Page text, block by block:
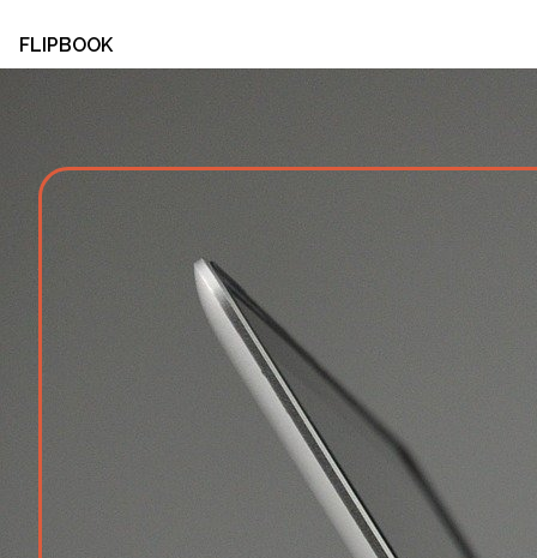
FLIPBOOK